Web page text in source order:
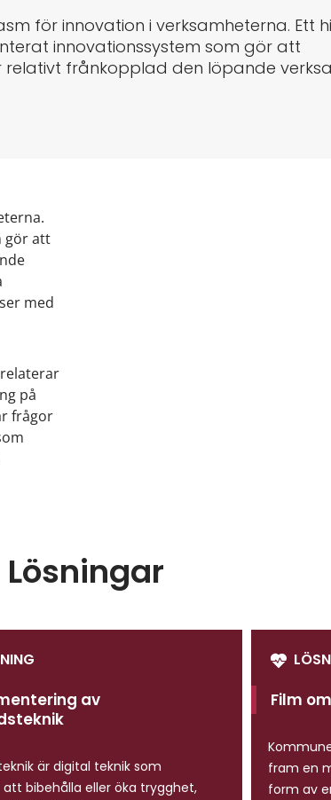
för innovation i verksamheterna. Ett
innovationssystem som gör att
relativt frånkopplad den löpande
gör att
med
på
frågor
Lösningar
av
är digital teknik som
bibehålla eller öka trygghet,
Film
fram en
form av